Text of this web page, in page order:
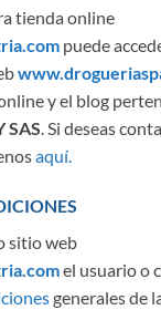
tienda online
puede
y el blog
SAS . Si deseas
aquí.
sitio web
el usuario o
generales de